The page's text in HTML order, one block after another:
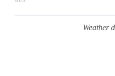
Weather